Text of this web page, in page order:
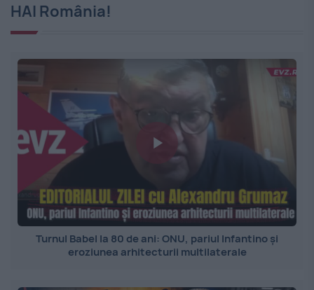
HAI România!
Turnul Babel la 80 de ani: ONU, pariul Infantino și
eroziunea arhitecturii multilaterale